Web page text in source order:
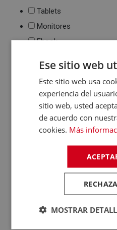
Tablets
Monitores
Ebook
Impresoras de tinta
y láser
Multifunción
Cartuchos de tinta y
toner
Periféricos
Micrófonos
Almacenamiento
de Memoria
Ese sitio web
Este sitio web usa
experiencia del
sitio web, usted
de acuerdo con
cookies. Más
MOSTRAR